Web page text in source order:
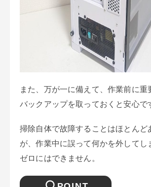
また、万が一に備えて、作業前に重
バックアップを取っておくと安心で
掃除自体で故障することはほとんど
が、作業中に誤って何かを外してし
ゼロにはできません。